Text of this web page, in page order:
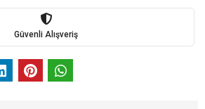
Güvenli Alışveriş